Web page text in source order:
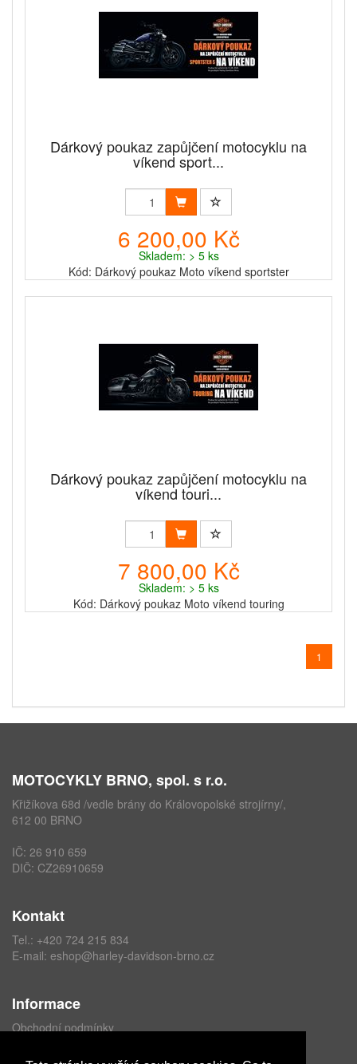
Dárkový poukaz zapůjčení motocyklu na
víkend sport...
6 200,00 Kč
Skladem: > 5 ks
Kód: Dárkový poukaz Moto víkend sportster
Dárkový poukaz zapůjčení motocyklu na
víkend touri...
7 800,00 Kč
Skladem: > 5 ks
Kód: Dárkový poukaz Moto víkend touring
1
MOTOCYKLY BRNO, spol. s r.o.
Křižíkova 68d /vedle brány do Královopolské strojírny/,
612 00 BRNO
IČ: 26 910 659
DIČ: CZ26910659
Kontakt
Tel.: +420 724 215 834
E-mail: eshop@harley-davidson-brno.cz
Informace
Obchodní podmínky
Formulář odstoupení od kupní smlouvy